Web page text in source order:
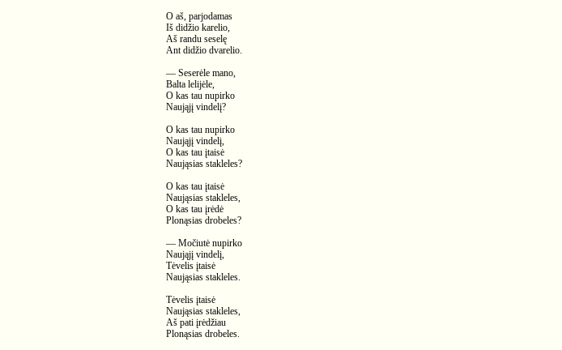
O aš, parjodamas
Iš didžio karelio,
Aš randu seselę
Ant didžio dvarelio.
— Seserėle mano,
Balta lelijėle,
O kas tau nupirko
Naująjį vindelį?
O kas tau nupirko
Naująjį vindelį,
O kas tau įtaisė
Naująsias stakleles?
O kas tau įtaisė
Naująsias stakleles,
O kas tau įrėdė
Plonąsias drobeles?
— Močiutė nupirko
Naująjį vindelį,
Tėvelis įtaisė
Naująsias stakleles.
Tėvelis įtaisė
Naująsias stakleles,
Aš pati įrėdžiau
Plonąsias drobeles.